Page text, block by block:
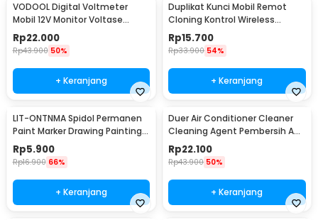
VODOOL Digital Voltmeter
Mobil 12V Monitor Voltase
Baterai LED Display - QY836
Rp22.000
Rp43.900 50%
+ Keranjang
Duplikat Kunci Mobil Remot
Cloning Kontrol Wireless
433.92MHz 1 PCS - WE32
Rp15.700
Rp33.900 54%
+ Keranjang
LIT-ONTNMA Spidol Permanen
Paint Marker Drawing Painting
Oil Base - MP-01
Rp5.900
Rp16.900 66%
+ Keranjang
Duer Air Conditioner Cleaner
Cleaning Agent Pembersih AC
Rumah 500ml - QUY1640
Rp22.100
Rp43.900 50%
+ Keranjang